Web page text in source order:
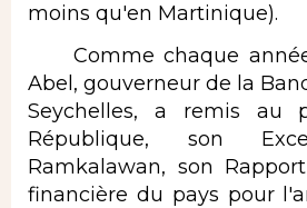
moins qu'en Martinique).
Comme chaque
Abel, gouverneur de la
Seychelles, a remis au
République, son
Ramkalawan, son
financière du pays pour